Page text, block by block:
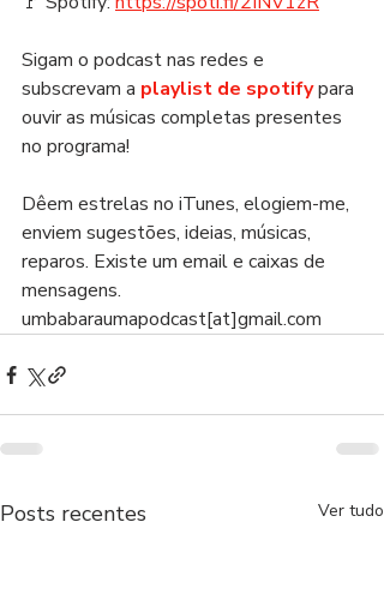
Sigam o podcast nas redes e
subscrevam a playlist de spotify para
ouvir as músicas completas presentes
no programa!
Dêem estrelas no iTunes, elogiem-me,
enviem sugestões, ideias, músicas,
reparos. Existe um email e caixas de
mensagens.
umbabaraumapodcast[at]gmail.com
Posts recentes Ver tudo